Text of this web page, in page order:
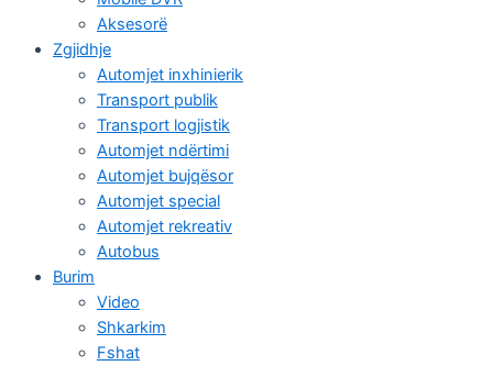
Aksesorë
Zgjidhje
Automjet inxhinierik
Transport publik
Transport logjistik
Automjet ndërtimi
Automjet bujqësor
Automjet special
Automjet rekreativ
Autobus
Burim
Video
Shkarkim
Fshat